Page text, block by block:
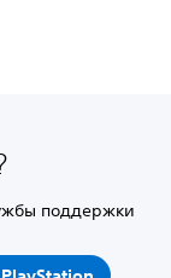
поддержки